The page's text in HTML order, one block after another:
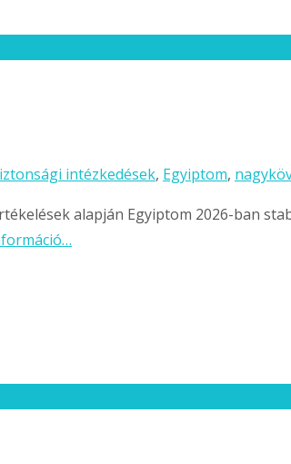
intézkedések, Egyiptom,
alapján Egyiptom 2026-ban